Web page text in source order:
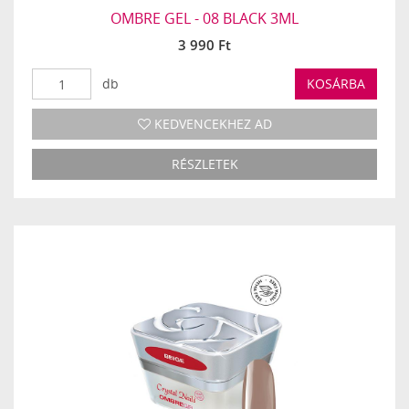
OMBRE GEL - 08 BLACK 3ML
3 990 Ft
db KOSÁRBA
KEDVENCEKHEZ AD
RÉSZLETEK